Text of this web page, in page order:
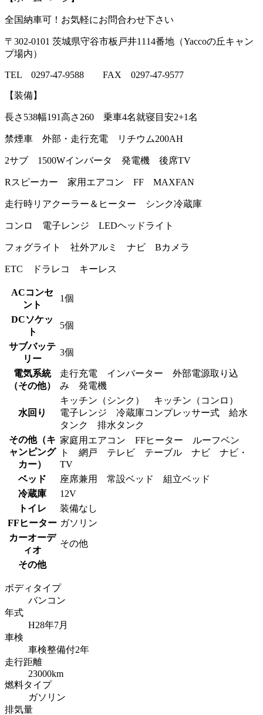
全国納車可！お気軽にお問合わせ下さい
〒302-0101 茨城県守谷市板戸井1114番地（Yaccoの丘キャン
プ場内）
TEL 0297-47-9588 FAX 0297-47-9577
【装備】
長さ538幅191高さ260 乗車4名就寝目安2+1名
禁煙車 外部・走行充電 リチウム200AH
2サブ 1500Wインバータ 発電機 後席TV
Rスピーカー 家用エアコン FF MAXFAN
走行時リアクーラー＆ヒーター シンク冷蔵庫
コンロ 電子レンジ LEDヘッドライト
フォグライト 社外アルミ ナビ Bカメラ
ETC ドラレコ キーレス
ACコンセ
ント
1個
DCソケッ
ト
5個
サブバッテ
リー
3個
電気系統
（その他）
走行充電 インバーター 外部電源取り込
み 発電機
水回り
キッチン（シンク） キッチン（コンロ）
電子レンジ 冷蔵庫コンプレッサー式 給水
タンク 排水タンク
その他（キ
ャンピング
カー）
家庭用エアコン FFヒーター ルーフベン
ト 網戸 テレビ テーブル ナビ ナビ・
TV
ベッド
座席兼用 常設ベッド 組立ベッド
冷蔵庫
12V
トイレ
装備なし
FFヒーター ガソリン
カーオーデ
ィオ
その他
その他
ボディタイプ
バンコン
年式
H28年7月
車検
車検整備付2年
走行距離
23000km
燃料タイプ
ガソリン
排気量